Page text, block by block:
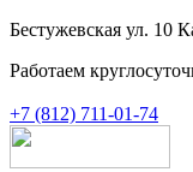
Бестужевская ул. 10
Работаем
+7 (812) 711-01-74